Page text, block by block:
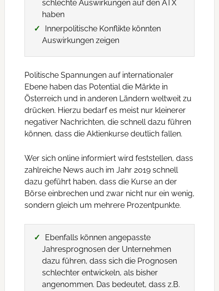
schlechte Auswirkungen auf den ATX
haben
Innerpolitische Konflikte könnten
Auswirkungen zeigen
Politische Spannungen auf internationaler
Ebene haben das Potential die Märkte in
Österreich und in anderen Ländern weltweit zu
drücken. Hierzu bedarf es meist nur kleinerer
negativer Nachrichten, die schnell dazu führen
können, dass die Aktienkurse deutlich fallen.
Wer sich online informiert wird feststellen, dass
zahlreiche News auch im Jahr 2019 schnell
dazu geführt haben, dass die Kurse an der
Börse einbrechen und zwar nicht nur ein wenig,
sondern gleich um mehrere Prozentpunkte.
Ebenfalls können angepasste
Jahresprognosen der Unternehmen
dazu führen, dass sich die Prognosen
schlechter entwickeln, als bisher
angenommen. Das bedeutet, dass z.B.